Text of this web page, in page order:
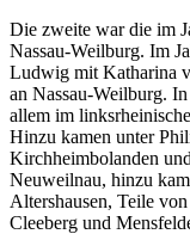
Die zweite war die im
Nassau-Weilburg. Im
Ludwig mit Katharina
an Nassau-Weilburg.
allem im
Hinzu kamen unter
Kirchheimbolanden
Neuweilnau, hinzu
Altershausen, Teile
Cleeberg und